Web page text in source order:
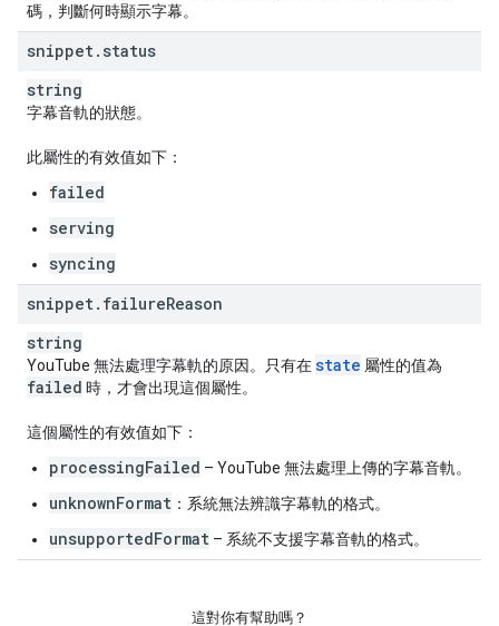
碼，判斷何時顯示字幕。
snippet. status
string
字幕音軌的狀態。
此屬性的有效值如下：
failed
serving
syncing
snippet. failureReason
string
YouTube 無法處理字幕軌的原因。只有在state 屬性的值為
failed 時，才會出現這個屬性。
這個屬性的有效值如下：
processingFailed – YouTube 無法處理上傳的字幕音軌。
unknownFormat ：系統無法辨識字幕軌的格式。
unsupportedFormat – 系統不支援字幕音軌的格式。
這對你有幫助嗎？